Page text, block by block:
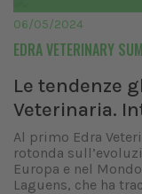
06/05/2024
EDRA VETERINARY
Le tendenze
Veterinaria.
Al primo Edra
rotonda
Europa e nel
Laguens, che ha